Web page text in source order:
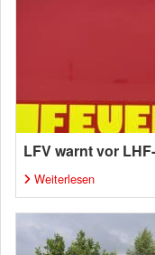
LFV warnt vor
Weiterlesen